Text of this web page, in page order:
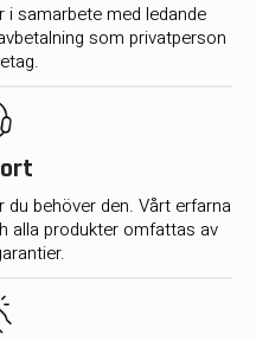
i samarbete med ledande
som privatperson
behöver den. Vårt erfarna
alla produkter omfattas av